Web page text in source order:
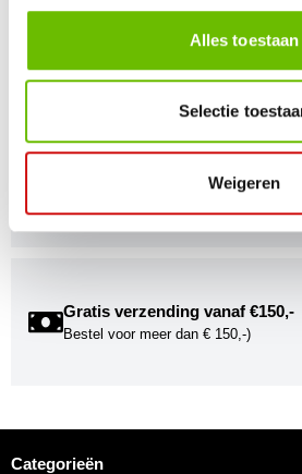
Alles toestaan
Selectie
Weigeren
Kunst voor iedereen
Stijlvolle kunstobjecten voor elke
gebracht!
Kunstuwel Community
Word onderdeel van de Kunstuwel
exclusieve uitnodigingen voor
mogelijkheden om uw kunst via
Gratis verzending vanaf €150,-
Bestel voor meer dan € 150,-)
Categorieën